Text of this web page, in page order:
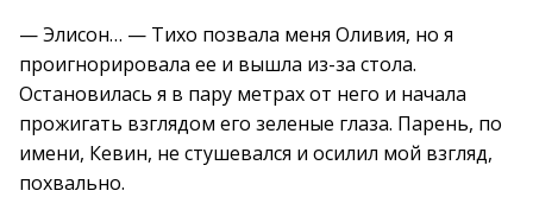
— Элисон… — Тихо позвала меня Оливия, но я
проигнорировала ее и вышла из-за стола.
Остановилась я в пару метрах от него и начала
прожигать взглядом его зеленые глаза. Парень, по
имени, Кевин, не стушевался и осилил мой взгляд,
похвально.